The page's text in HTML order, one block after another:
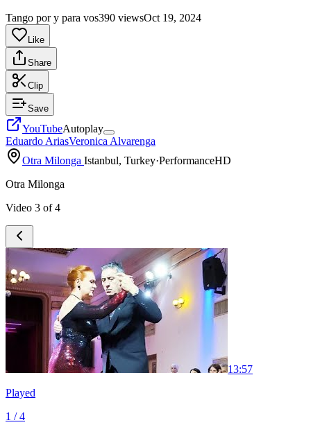
Tango por y para vos390 viewsOct 19, 2024
Like
Share
Clip
Save
YouTubeAutoplay
Eduardo AriasVeronica Alvarenga
Otra Milonga Istanbul, Turkey·PerformanceHD
Otra Milonga
Video 3 of 4
13:57
Played
1 / 4